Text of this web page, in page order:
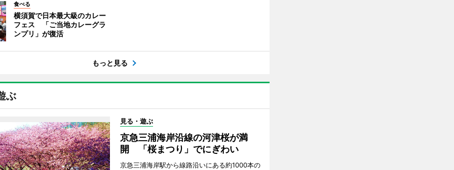
食べる
横須賀で日本最大級のカレー
フェス 「ご当地カレーグラ
ンプリ」が復活
もっと見る
ぶ
見る・遊ぶ
京急三浦海岸沿線の河津桜が満
開 「桜まつり」でにぎわい
京急三浦海岸駅から線路沿いにある約1000本の